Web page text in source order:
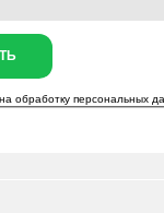
наобработку персональных